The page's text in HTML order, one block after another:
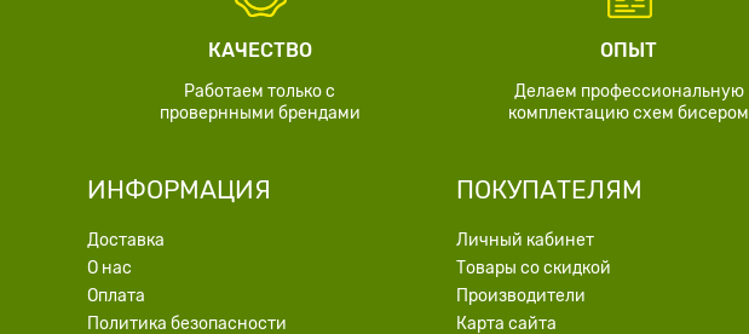
КАЧЕСТВО
Работаем только с
провернными брендами
ОПЫТ
Делаем профессиональную
комплектацию схем бисером
ИНФОРМАЦИЯ
Доставка
О нас
Оплата
Политика безопасности
ПОКУПАТЕЛЯМ
Личный кабинет
Товары со скидкой
Производители
Карта сайта